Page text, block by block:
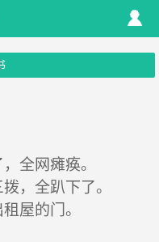
全网瘫痪。
，全趴下了。
屋的门。